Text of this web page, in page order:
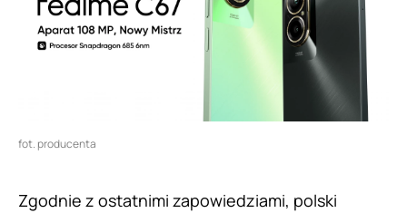
fot. producenta
Zgodnie z ostatnimi zapowiedziami, polski